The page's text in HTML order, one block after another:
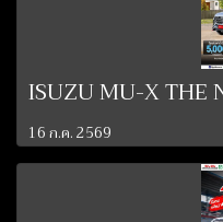
ISUZU MU-X THE
16 ก.ค. 2569